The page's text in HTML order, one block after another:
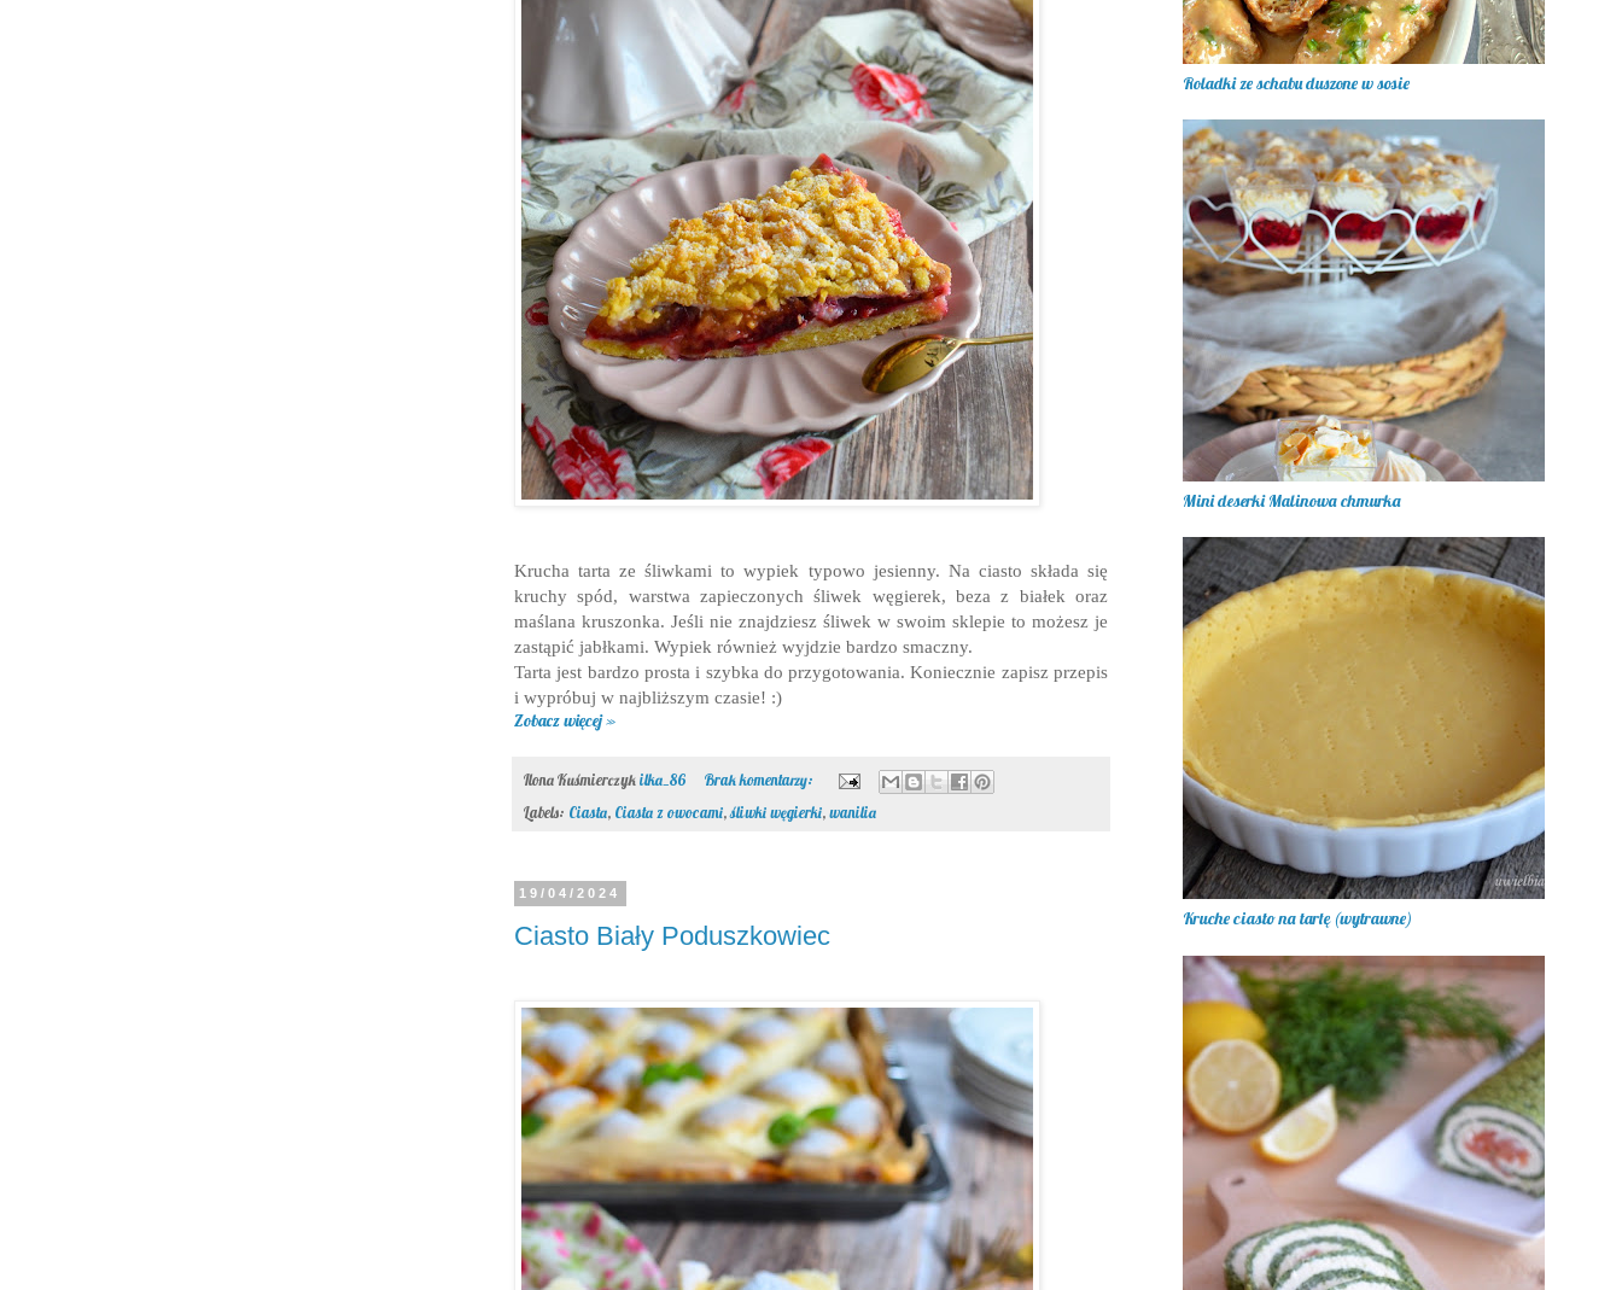
Krucha tarta ze śliwkami to wypiek typowo jesienny. Na ciasto składa się
kruchy spód, warstwa zapieczonych śliwek węgierek, beza z białek oraz
maślana kruszonka. Jeśli nie znajdziesz śliwek w swoim sklepie to możesz je
zastąpić jabłkami. Wypiek również wyjdzie bardzo smaczny.
Tarta jest bardzo prosta i szybka do przygotowania. Koniecznie zapisz przepis
i wypróbuj w najbliższym czasie! :)
Zobacz więcej »
Ilona Kuśmierczykilka_86
Brak komentarzy:
Labels: Ciasta, Ciasta z owocami,śliwki węgierki,wanilia
19/04/2024
Ciasto Biały Poduszkowiec
Roladki ze schabu duszone w sosie
Mini deserki Malinowa chmurka
Kruche ciasto na tartę (wytrawne)